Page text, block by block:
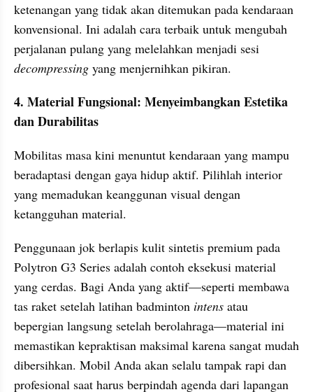
ketenangan yang tidak akan ditemukan pada kendaraan
konvensional. Ini adalah cara terbaik untuk mengubah
decompressing yang menjernihkan pikiran.
4. Material Fungsional: Menyeimbangkan Estetika
dan Durabilitas
Mobilitas masa kini menuntut kendaraan yang mampu
beradaptasi dengan gaya hidup aktif. Pilihlah interior
yang memadukan keanggunan visual dengan
ketangguhan material.
Penggunaan jok berlapis kulit sintetis premium pada
Polytron G3 Series adalah contoh eksekusi material
yang cerdas. Bagi Anda yang aktif—seperti membawa
tas raket setelah latihan badminton intens atau
bepergian langsung setelah berolahraga—material ini
memastikan kepraktisan maksimal karena sangat mudah
dibersihkan. Mobil Anda akan selalu tampak rapi dan
profesional saat harus berpindah agenda dari lapangan